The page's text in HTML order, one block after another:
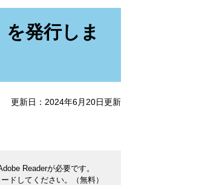
発行しま
更新日：2024年6月20日更新
Readerが必要です。
ドしてください。（無料）